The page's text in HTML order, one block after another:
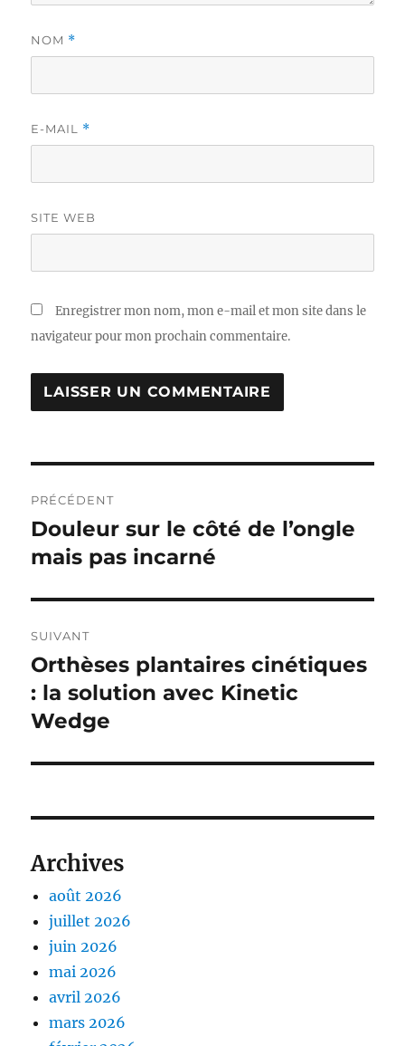
NOM *
E-MAIL *
SITE WEB
Enregistrer mon nom, mon e-mail et mon site dans le
navigateur pour mon prochain commentaire.
de
l’article
PRÉCÉDENT
Publication
précédente :
Douleur sur le côté de l’ongle
mais pas incarné
SUIVANT
Publication
suivante :
Orthèses plantaires cinétiques
: la solution avec Kinetic
Wedge
Archives
août 2026
juillet 2026
juin 2026
mai 2026
avril 2026
mars 2026